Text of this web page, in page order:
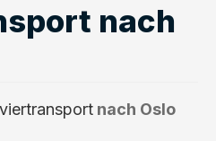
nach
nach Oslo